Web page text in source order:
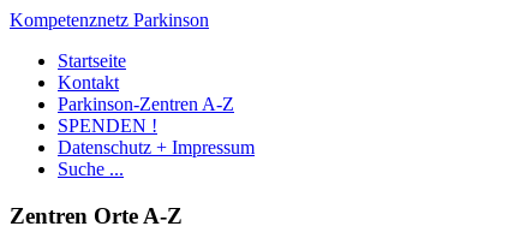
Kompetenznetz Parkinson
Startseite
Kontakt
Parkinson-Zentren A-Z
SPENDEN !
Datenschutz + Impressum
Suche ...
Zentren Orte A-Z